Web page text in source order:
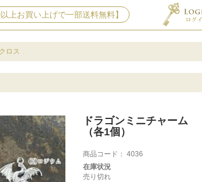
上お買い上げで一部送料無料】
ロス
ドラゴンミニチャーム
（各1個）
商品コード： 4036
在庫状況
売り切れ